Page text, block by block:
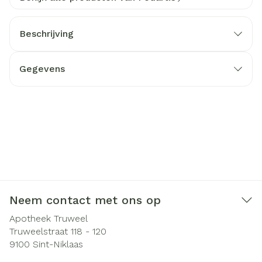
Beschrijving
Gegevens
Neem contact met ons op
Apotheek Truweel
Truweelstraat 118 - 120
9100 Sint-Niklaas